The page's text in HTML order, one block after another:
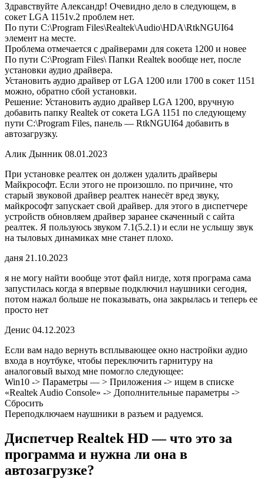
Здравствуйте Александр! Очевидно дело в следующем, в
сокет LGA 1151v.2 проблем нет.
По пути C:\Program Files\Realtek\Audio\HDA\RtkNGUI64
элемент на месте.
Проблема отмечается с драйверами для сокета 1200 и новее
По пути C:\Program Files\ Папки Realtek вообще нет, после
установки аудио драйвера.
Установить аудио драйвер от LGA 1200 или 1700 в сокет 1151
можно, обратно сбой установки.
Решение: Установить аудио драйвер LGA 1200, вручную
добавить папку Realtek от сокета LGA 1151 по следующему
пути C:\Program Files, панель — RtkNGUI64 добавить в
автозагрузку.
Алик Дынник 08.01.2023
При установке реалтек он должен удалить драйверы
Майкрософт. Если этого не произошло. по причине, что
старый звуковой драйвер реалтек нанесёт вред звуку,
майкрософт запускает свой драйвер. для этого в диспетчере
устройств обновляем драйвер заранее скаченный с сайта
реалтек. Я пользуюсь звуком 7.1(5.2.1) и если не услышу звук
на тыловых динамиках мне станет плохо.
даня 21.10.2023
я не могу найти вообще этот файл нигде, хотя програма сама
запустилась когда я впервые подключил наушники сегодня,
потом нажал больше не показывать, она закрылась и теперь ее
просто нет
Денис 04.12.2023
Если вам надо вернуть всплывающее окно настройки аудио
входа в ноутбуке, чтобы переключить гарнитуру на
аналоговый выход мне помогло следующее:
Win10 -> Параметры — > Приложения -> ищем в списке
«Realtek Audio Console» -> Дополнительные параметры ->
Сбросить
Переподключаем наушники в разъем и радуемся.
Диспетчер Realtek HD — что это за
программа и нужна ли она в
автозагрузке?